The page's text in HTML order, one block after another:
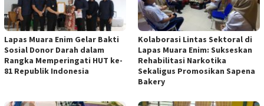
Lapas Muara Enim Gelar Bakti
Sosial Donor Darah dalam
Rangka Memperingati HUT ke-
81 Republik Indonesia
Kolaborasi Lintas Sektoral di
Lapas Muara Enim: Sukseskan
Rehabilitasi Narkotika
Sekaligus Promosikan Sapena
Bakery